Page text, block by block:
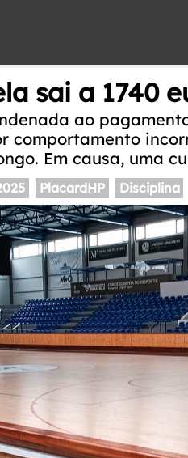
sai a 1740
ao
comportamento
Em causa, uma
PlacardHP Disciplina